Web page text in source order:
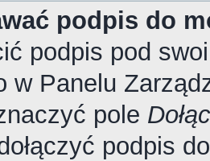
podpis do
podpis pod
w Panelu
pole
podpis